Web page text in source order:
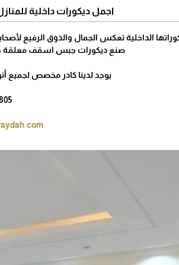
اجمل ديكورات داخلية
الداخلية تعكس الجمال والذوق الرفيع
صنع ديكورات جبس اسقف معلقة
يوجد لدينا كادر مخصص لجميع